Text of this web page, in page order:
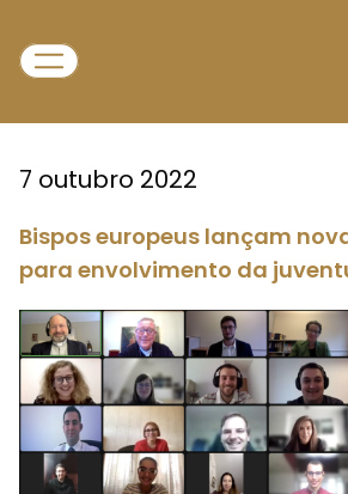
7 outubro 2022
Bispos europeus lançam
para envolvimento da